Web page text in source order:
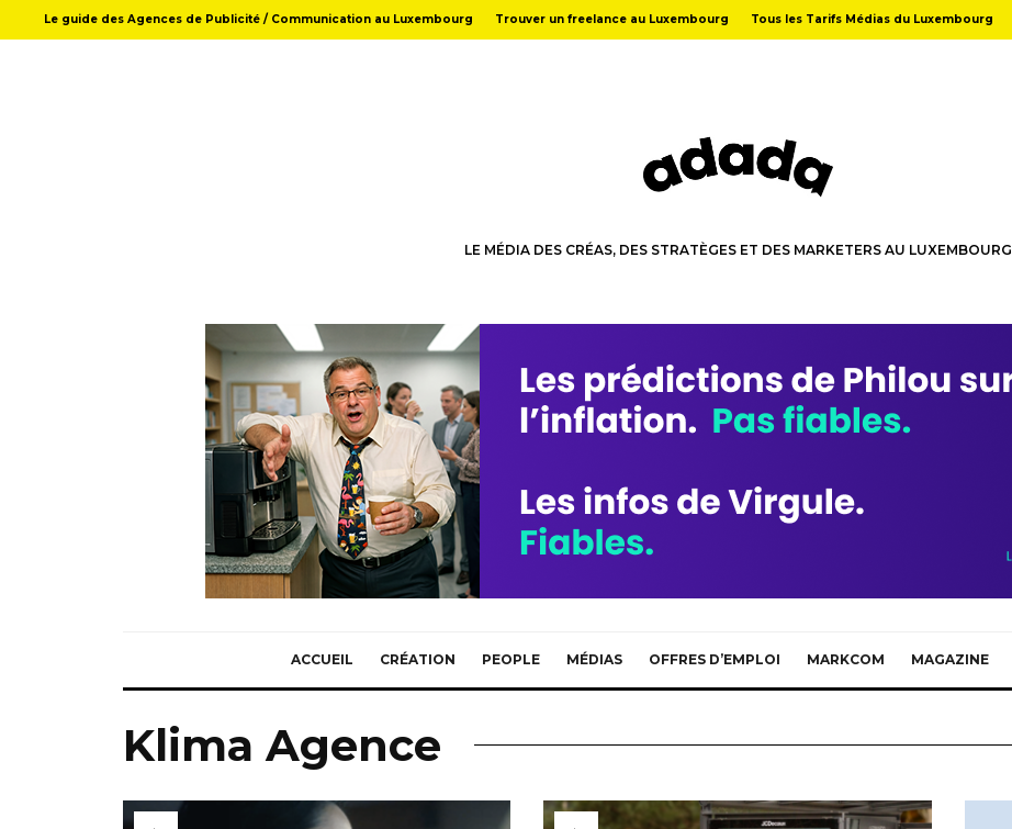
Le guide des Agences de Publicité / Communication au Luxembourg Trouver un freelance au Luxembourg Tous les Tarifs Médias du Luxembourg
LE MÉDIA DES CRÉAS, DES STRATÈGES ET DES MARKETERS AU LUXEMBOURG
ACCUEIL CRÉATION PEOPLE MÉDIAS OFFRES D’EMPLOI MARKCOM MAGAZINE
Klima Agence